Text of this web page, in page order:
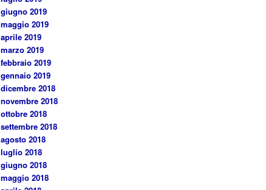
giugno 2019
maggio 2019
aprile 2019
marzo 2019
febbraio 2019
gennaio 2019
dicembre 2018
novembre 2018
ottobre 2018
settembre 2018
agosto 2018
luglio 2018
giugno 2018
maggio 2018